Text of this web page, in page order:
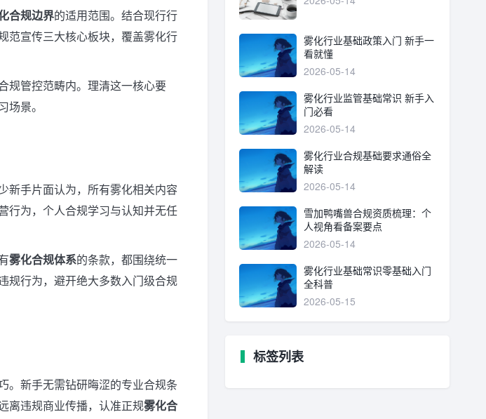
合规边界的适用范围。结合现行行
范宣传三大核心板块，覆盖雾化行
规管控范畴内。理清这一核心要
景。
新手片面认为，所有雾化相关内容
行为，个人合规学习与认知并无任
雾化合规体系的条款，都围绕统一
规行为，避开绝大多数入门级合规
。新手无需钻研晦涩的专业合规条
离违规商业传播，认准正规雾化合
雾化行业基础政策入门 新手一
看就懂
2026-05-14
雾化行业监管基础常识 新手入
门必看
2026-05-14
雾化行业合规基础要求通俗全
解读
2026-05-14
雪加鸭嘴兽合规资质梳理：个
人视角看备案要点
2026-05-14
雾化行业基础常识零基础入门
全科普
2026-05-15
标签列表